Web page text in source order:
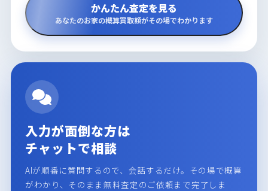
かんたん査定を見る
あなたのお家の概算買取額がその場でわかります
入力が面倒な方は
チャットで相談
AIが順番に質問するので、会話するだけ。その場で概算
がわかり、そのまま無料査定のご依頼まで完了しま